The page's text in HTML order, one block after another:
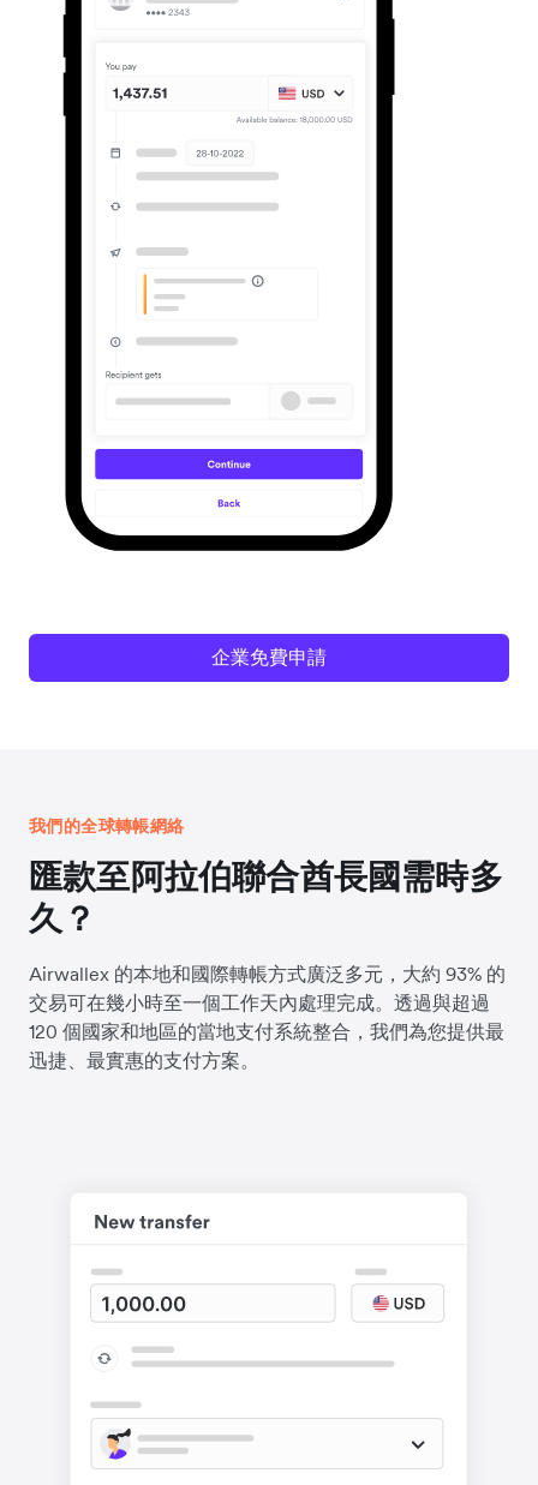
企業免費申請
我們的全球轉帳網絡
匯款至阿拉伯聯合酋長國需時多
久？
Airwallex 的本地和國際轉帳方式廣泛多元，大約 93% 的
交易可在幾小時至一個工作天內處理完成。透過與超過
120 個國家和地區的當地支付系統整合，我們為您提供最
迅捷、最實惠的支付方案。